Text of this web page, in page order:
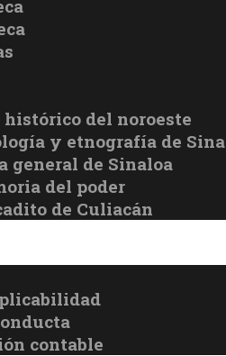
del noroeste
y etnografía de
general de Sinaloa
del poder
de Culiacán
contable